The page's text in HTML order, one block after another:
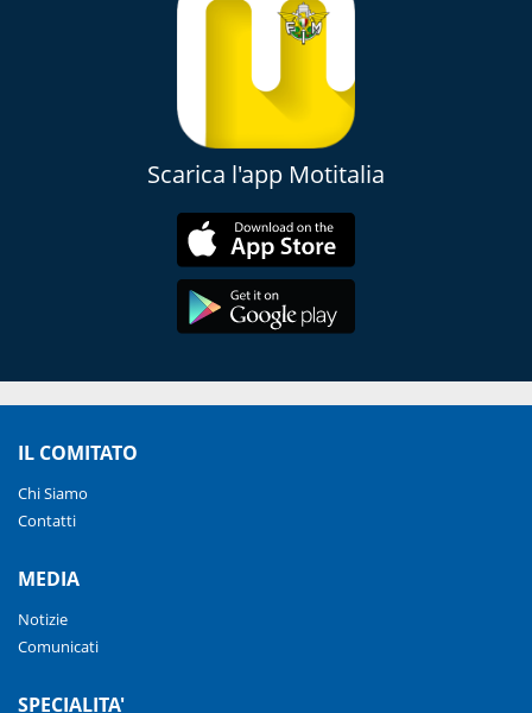
Scarica l'app Motitalia
IL COMITATO
Chi Siamo
Contatti
MEDIA
Notizie
Comunicati
SPECIALITA'